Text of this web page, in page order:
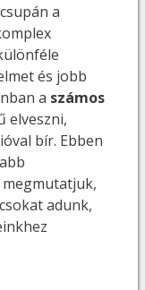
a
és jobb
a számos
elveszni,
bír. Ebben
megmutatjuk,
adunk,